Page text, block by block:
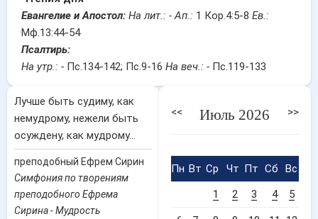
Евангелие и Апостол: На лит.: -Ап.: 1 Кор.4:5-8 Ев.:
Мф.13:44-54
Псалтирь:
На утр.: - Пс.134-142; Пс.9-16 На веч.: - Пс.119-133
Лучше быть судиму, как
немудрому, нежели быть
осуждену, как мудрому...
преподобный Ефрем Сирин
Симфония по творениям
преподобного Ефрема
Сирина - Мудрость
<< Июль 2026 >>
Пн Вт Ср Чт Пт Сб
Вс
1
2 3 4 5